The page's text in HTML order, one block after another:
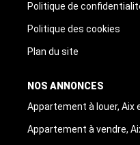
Politique de
Politique des cookies
Plan du site
NOS ANNONCES
Appartement à louer, Aix
Appartement à vendre,